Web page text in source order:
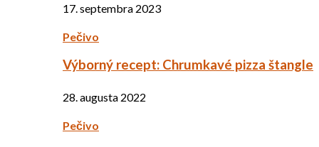
17. septembra 2023
Pečivo
Výborný recept: Chrumkavé pizza štangle
28. augusta 2022
Pečivo